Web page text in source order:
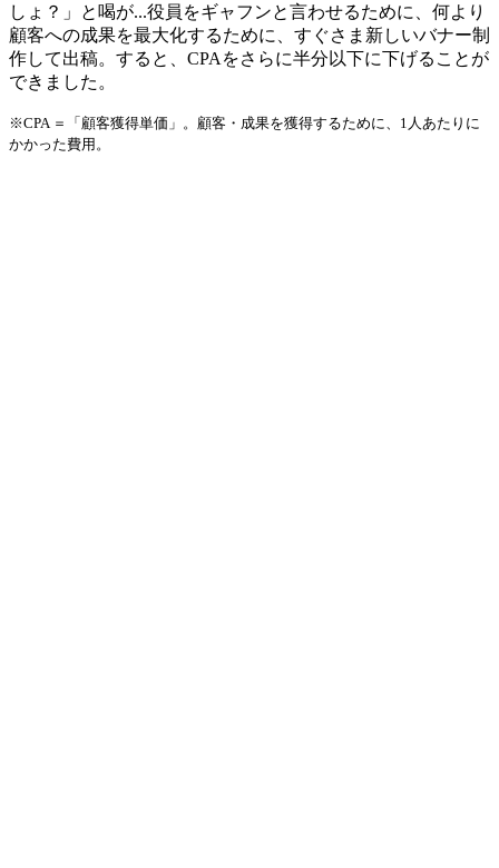
しょ？」と喝が...役員をギャフンと言わせるために、何より
顧客への成果を最大化するために、すぐさま新しいバナー制
作して出稿。すると、CPAをさらに半分以下に下げることが
できました。
※CPA ＝「顧客獲得単価」。顧客・成果を獲得するために、1人あたりに
かかった費用。